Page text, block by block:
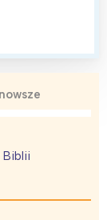
Biblii